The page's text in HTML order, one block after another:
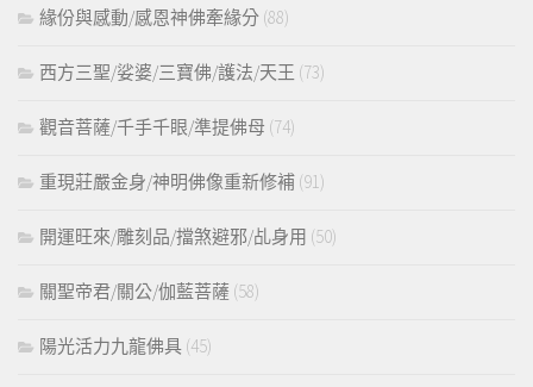
緣份與感動/感恩神佛牽緣分 (88)
西方三聖/娑婆/三寶佛/護法/天王 (73)
觀音菩薩/千手千眼/準提佛母 (74)
重現莊嚴金身/神明佛像重新修補 (91)
開運旺來/雕刻品/擋煞避邪/乩身用 (50)
關聖帝君/關公/伽藍菩薩 (58)
陽光活力九龍佛具 (45)